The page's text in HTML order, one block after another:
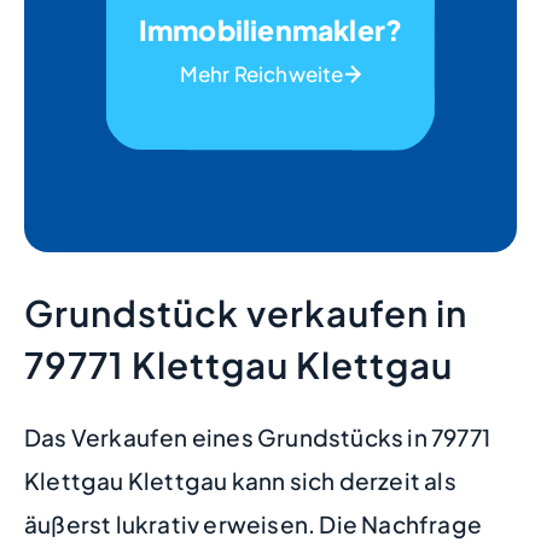
Immobilienmakler?
Mehr Reichweite
Grundstück verkaufen in
79771 Klettgau Klettgau
Das Verkaufen eines Grundstücks in 79771
Klettgau Klettgau kann sich derzeit als
äußerst lukrativ erweisen. Die Nachfrage